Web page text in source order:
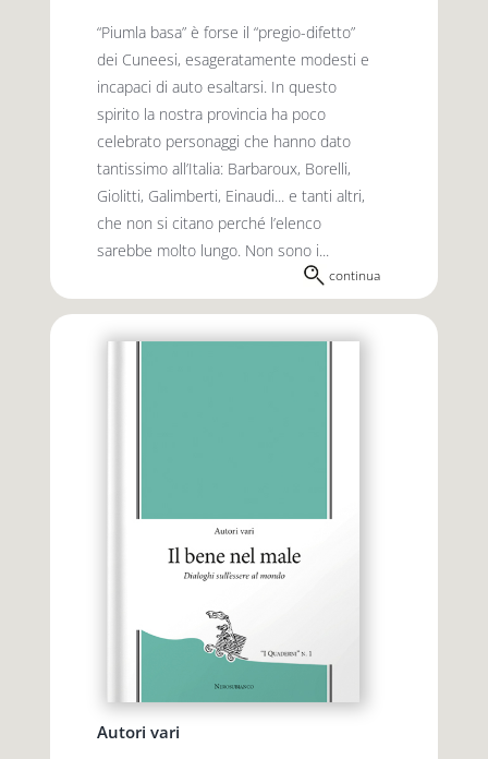
“Piumla basa” è forse il “pregio-difetto”
dei Cuneesi, esageratamente modesti e
incapaci di auto esaltarsi. In questo
spirito la nostra provincia ha poco
celebrato personaggi che hanno dato
tantis­simo all’Italia: Barbaroux, Borelli,
Giolitti, Galimberti, Einaudi... e tanti altri,
che non si citano perché l’elenco
sarebbe molto lungo. Non sono i...
continua
Autori vari